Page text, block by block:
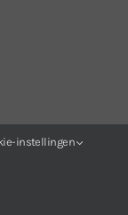
instellingen